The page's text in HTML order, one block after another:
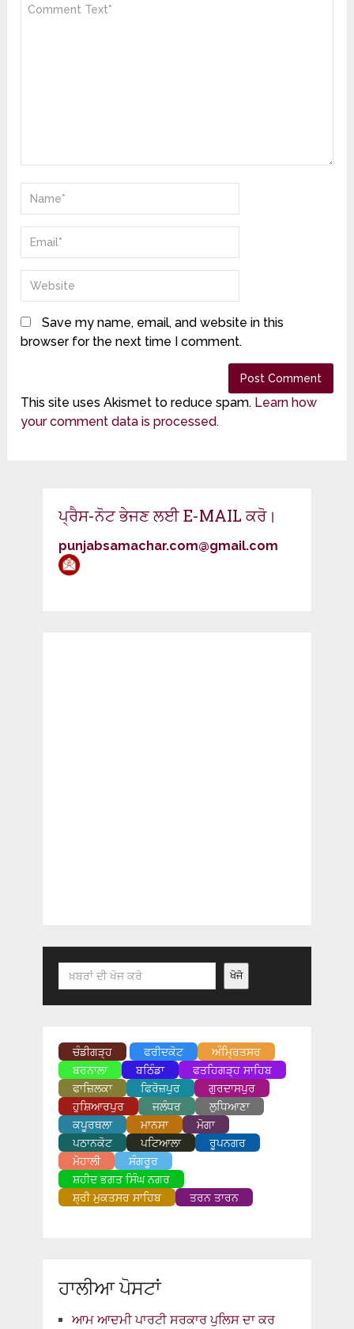
Save my name, email, and website in this
browser for the next time I comment.
This site uses Akismet to reduce spam. Learn how
your comment data is processed.
ਪ੍ਰੈਸ-ਨੋਟ ਭੇਜਣ ਲਈ E-MAIL ਕਰੋ।
punjabsamachar.com@gmail.com
Search ਖੋਜੋ
ਚੰਡੀਗੜ੍ਹ ਫਰੀਦਕੋਟ
ਅੰਮ੍ਰਿਤਸਰ
ਬਰਨਾਲਾ
ਬਠਿੰਡਾ
ਫਤਹਿਗੜ੍ਹ ਸਾਹਿਬ
ਫਾਜ਼ਿਲਕਾ
ਫਿਰੋਜ਼ਪੁਰ
ਗੁਰਦਾਸਪੁਰ
ਹੁਸ਼ਿਆਰਪੁਰ
ਜਲੰਧਰ
ਲੁਧਿਆਣਾ
ਕਪੂਰਥਲਾ
ਮਾਨਸਾ
ਮੋਗਾ
ਪਠਾਨਕੋਟ
ਪਟਿਆਲਾ
ਰੂਪਨਗਰ
ਮੋਹਾਲੀ
ਸੰਗਰੂਰ
ਸ਼ਹੀਦ ਭਗਤ ਸਿੰਘ ਨਗਰ
ਸ਼੍ਰੀ ਮੁਕਤਸਰ ਸਾਹਿਬ
ਤਰਨ ਤਾਰਨ
ਹਾਲੀਆ ਪੋਸਟਾਂ
ਆਮ ਆਦਮੀ ਪਾਰਟੀ ਸਰਕਾਰ ਪੁਲਿਸ ਦਾ ਕਰ